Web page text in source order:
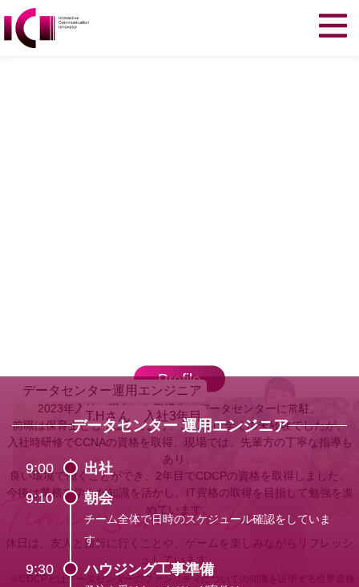
Profile
2023年入社。現在はお客様先のデータセンターに常駐。
前職は保育士として働いており、 IT業界は全くの未経験でしたが、
入社時研修でCCNAの資格を取得。 現場では、先輩方の丁寧な指導も
あり、
良い環境で働くことができ、 2年目でCDCPの資格を取得しました。
今後は業務で学んだ知識を活かし、 IT資格の取得を目指して勉強を進
めています。
休日は、友人と旅行に行くことや、 ゲームを楽しみながらリフレッシ
ュしています。
※CDCPとはデータセンターのファシリティについての
知識を証明する世界資格
データセンター運用エンジニア
T.Hさん 入社3年目
データセンター 運用エンジニア
9:00
出社
9:10
朝会
チーム全体で日時のスケジュール確認をしていま
す。
9:30 ハウジング工事準備